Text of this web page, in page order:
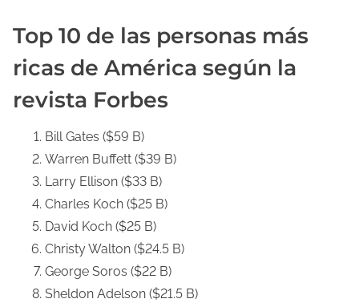
Top 10 de las personas más
ricas de América según la
revista Forbes
Bill Gates ($59 B)
Warren Buffett ($39 B)
Larry Ellison ($33 B)
Charles Koch ($25 B)
David Koch ($25 B)
Christy Walton ($24.5 B)
George Soros ($22 B)
Sheldon Adelson ($21.5 B)